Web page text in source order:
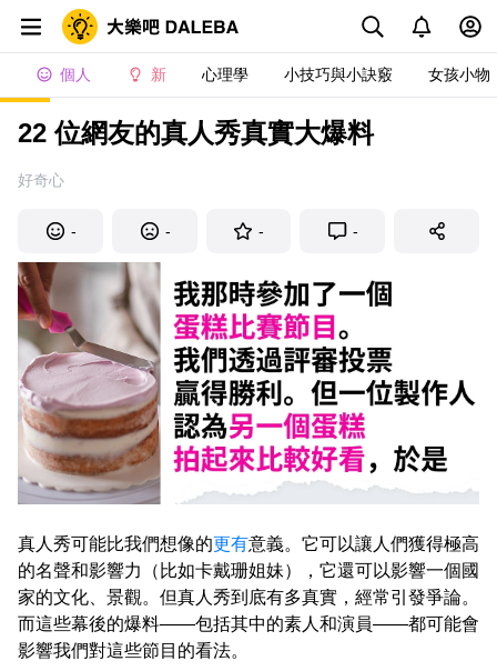
個人 新 心理學 小技巧與小訣竅 女孩小物
22 位網友的真人秀真實大爆料
好奇心
- - - -
真人秀可能比我們想像的更有意義。它可以讓人們獲得極高
的名聲和影響力（比如卡戴珊姐妹），它還可以影響一個國
家的文化、景觀。但真人秀到底有多真實，經常引發爭論。
而這些幕後的爆料——包括其中的素人和演員——都可能會
影響我們對這些節目的看法。